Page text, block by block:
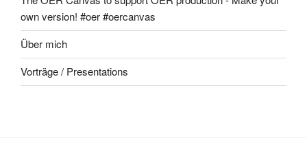
own version! #oer #oercanvas
Über mich
Vorträge / Presentations